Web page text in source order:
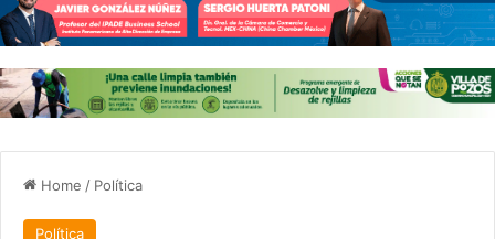
Home / Política
Política